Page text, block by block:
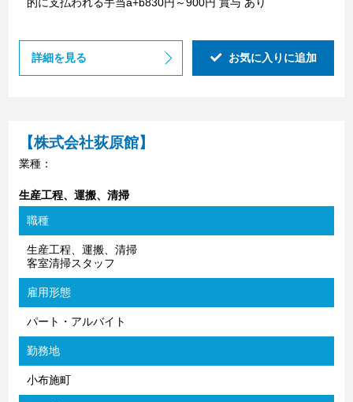
詳細を見る お気に入りに追加
【株式会社荻原館】
業種：
生産工程、運搬、清掃
職種
生産工程、運搬、清掃
客室清掃スタッフ
雇用形態
パート・アルバイト
勤務地
小布施町